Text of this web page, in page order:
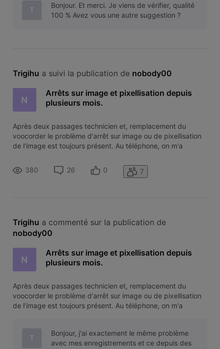
déplacé de devoir pay
T
Bonjour. Et merci. Je viens de vérifier, qualité
100 % Avez vous une autre suggestion ?
Trigihu a suivi la publication de nobody00
N
Arrêts sur image et pixellisation depuis
plusieurs mois.
Après deux passages technicien et, remplacement du
voocorder le problème d'arrêt sur image ou de pixellisation
de l'image est toujours présent. Au téléphone, on m'a
suis loin d'en être convaincu et je trouve commercialement
déplacé de devoir pay
380 26 0 7
Trigihu a commenté sur la publication de
nobody00
N
Arrêts sur image et pixellisation depuis
plusieurs mois.
Après deux passages technicien et, remplacement du
voocorder le problème d'arrêt sur image ou de pixellisation
de l'image est toujours présent. Au téléphone, on m'a
déplacé de devoir pay
T
Bonjour, j'ai exactement le même problème
avec mes enregistrements et ce depuis des